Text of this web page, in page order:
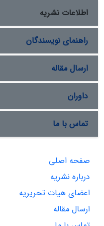
اطلاعات نشریه
راهنمای نویسندگان
ارسال مقاله
داوران
تماس با ما
صفحه اصلی
درباره نشریه
اعضای هیات تحریریه
ارسال مقاله